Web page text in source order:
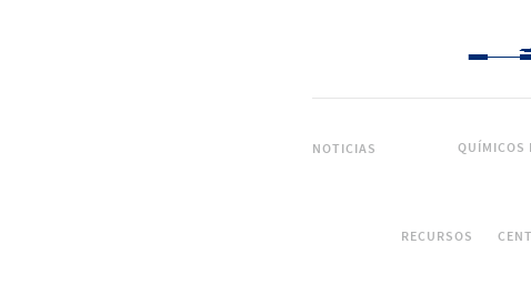
QUÍMICOS
NOTICIAS
RECURSOS